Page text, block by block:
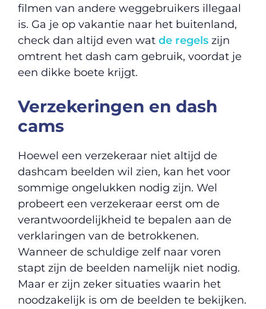
filmen van andere weggebruikers illegaal
is. Ga je op vakantie naar het buitenland,
check dan altijd even wat de regels zijn
omtrent het dash cam gebruik, voordat je
een dikke boete krijgt.
Verzekeringen en dash
cams
Hoewel een verzekeraar niet altijd de
dashcam beelden wil zien, kan het voor
sommige ongelukken nodig zijn. Wel
probeert een verzekeraar eerst om de
verantwoordelijkheid te bepalen aan de
verklaringen van de betrokkenen.
Wanneer de schuldige zelf naar voren
stapt zijn de beelden namelijk niet nodig.
Maar er zijn zeker situaties waarin het
noodzakelijk is om de beelden te bekijken.